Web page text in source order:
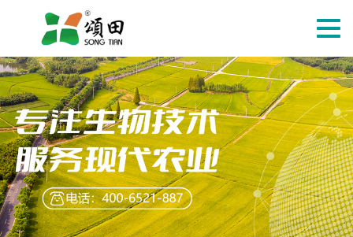
切
导
航